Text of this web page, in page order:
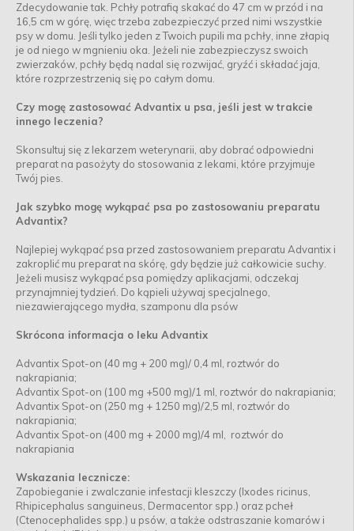
Zdecydowanie tak. Pchły potrafią skakać do 47 cm w przód i na
16,5 cm w górę, więc trzeba zabezpieczyć przed nimi wszystkie
psy w domu. Jeśli tylko jeden z Twoich pupili ma pchły, inne złapią
je od niego w mgnieniu oka. Jeżeli nie zabezpieczysz swoich
zwierzaków, pchły będą nadal się rozwijać, gryźć i składać jaja,
które rozprzestrzenią się po całym domu.
Czy mogę zastosować Advantix u psa, jeśli jest w trakcie
innego leczenia?
Skonsultuj się z lekarzem weterynarii, aby dobrać odpowiedni
preparat na pasożyty do stosowania z lekami, które przyjmuje
Twój pies.
Jak szybko mogę wykąpać psa po zastosowaniu preparatu
Advantix?
Najlepiej wykąpać psa przed zastosowaniem preparatu Advantix i
zakroplić mu preparat na skórę, gdy będzie już całkowicie suchy.
Jeżeli musisz wykąpać psa pomiędzy aplikacjami, odczekaj
przynajmniej tydzień. Do kąpieli używaj specjalnego,
niezawierającego mydła, szamponu dla psów
Skrócona informacja o leku Advantix
Advantix Spot-on (40 mg + 200 mg)/ 0,4 ml, roztwór do
nakrapiania;
Advantix Spot-on (100 mg +500 mg)/1 ml, roztwór do nakrapiania;
Advantix Spot-on (250 mg + 1250 mg)/2,5 ml, roztwór do
nakrapiania;
Advantix Spot-on (400 mg + 2000 mg)/4 ml, roztwór do
nakrapiania
Wskazania lecznicze:
Zapobieganie i zwalczanie infestacji kleszczy (Ixodes ricinus,
Rhipicephalus sanguineus, Dermacentor spp.) oraz pcheł
(Ctenocephalides spp.) u psów, a także odstraszanie komarów i